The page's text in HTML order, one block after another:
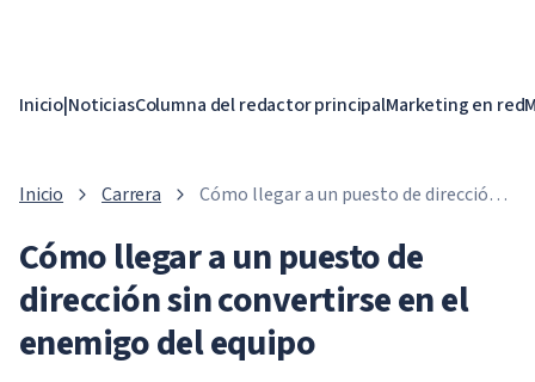
Inicio|NoticiasColumna del redactor principalMarketing en red
Inicio Carrera
Cómo llegar a un puesto de dirección
equipo
Cómo llegar a un puesto de
dirección sin convertirse en el
enemigo del equipo